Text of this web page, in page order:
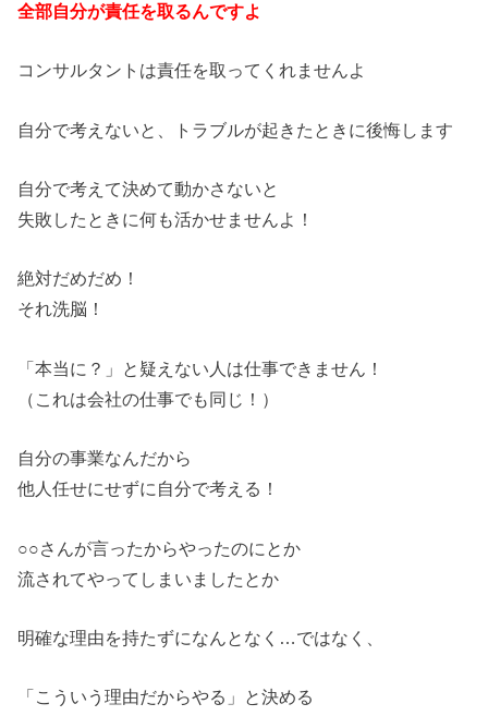
全部自分が責任を取るんですよ
コンサルタントは責任を取ってくれませんよ
自分で考えないと、トラブルが起きたときに後悔します
自分で考えて決めて動かさないと
失敗したときに何も活かせませんよ！
絶対だめだめ！
それ洗脳！
「本当に？」と疑えない人は仕事できません！
（これは会社の仕事でも同じ！）
自分の事業なんだから
他人任せにせずに自分で考える！
○○さんが言ったからやったのにとか
流されてやってしまいましたとか
明確な理由を持たずになんとなく…ではなく、
「こういう理由だからやる」と決める